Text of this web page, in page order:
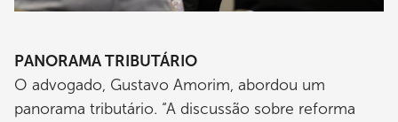
PANORAMA TRIBUTÁRIO
O advogado, Gustavo Amorim, abordou um
panorama tributário. “A discussão sobre reforma